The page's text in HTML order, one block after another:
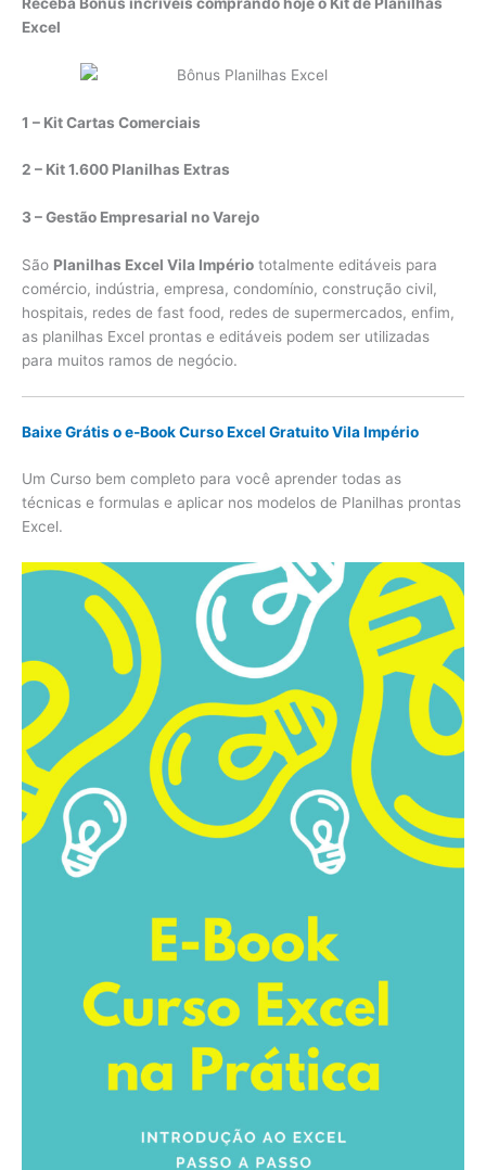
Excel
1 – Kit Cartas Comerciais
2 – Kit 1.600 Planilhas Extras
3 – Gestão Empresarial no Varejo
São Planilhas Excel Vila Império totalmente editáveis para
comércio, indústria, empresa, condomínio, construção civil,
hospitais, redes de fast food, redes de supermercados, enfim,
as planilhas Excel prontas e editáveis podem ser utilizadas
para muitos ramos de negócio.
Baixe Grátis o e-Book Curso Excel Gratuito Vila Império
Um Curso bem completo para você aprender todas as
técnicas e formulas e aplicar nos modelos de Planilhas prontas
Excel.